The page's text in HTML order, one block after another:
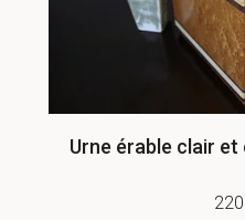
Urne érable clair